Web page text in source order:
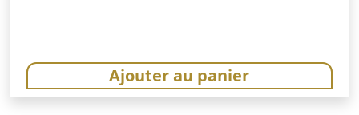
Ajouter au panier